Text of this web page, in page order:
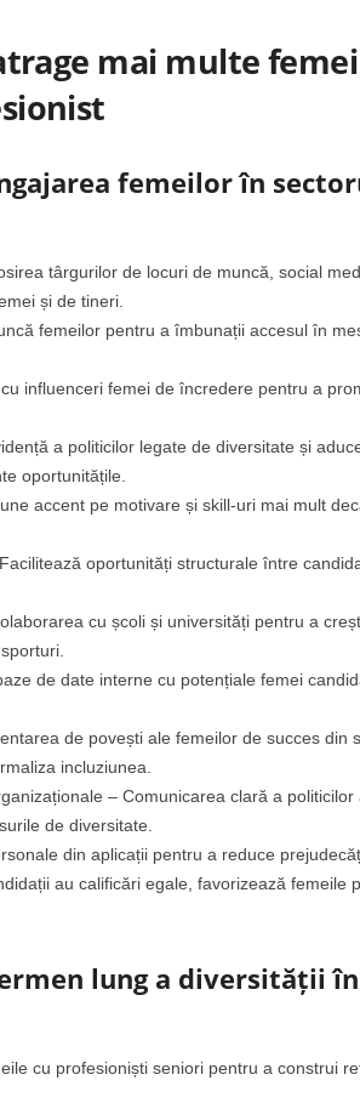
mai multe
femeilor în
târgurilor de locuri de muncă, social
și de tineri.
femeilor pentru a îmbunații accesul în
influenceri femei de încredere pentru a
a politicilor legate de diversitate și
oportunitățile.
accent pe motivare și skill-uri mai mult
oportunități structurale între
cu școli și universități pentru a
de date interne cu potențiale femei
de povești ale femeilor de succes din
incluziunea.
– Comunicarea clară a politicilor
de diversitate.
din aplicații pentru a reduce
au calificări egale, favorizează femeile
lung a diversității în
cu profesioniști seniori pentru a construi